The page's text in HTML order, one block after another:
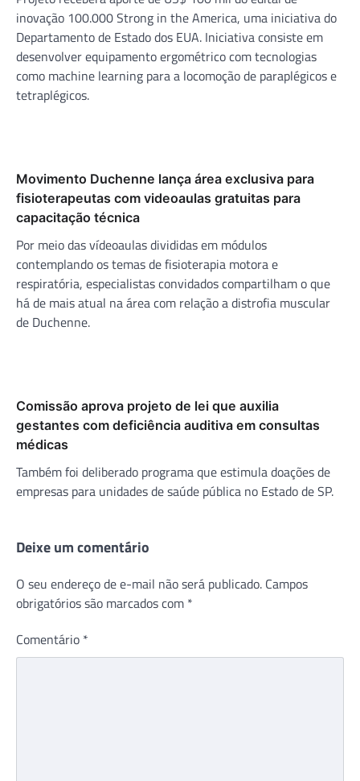
inovação 100.000 Strong in the America, uma iniciativa do
Departamento de Estado dos EUA. Iniciativa consiste em
desenvolver equipamento ergométrico com tecnologias
como machine learning para a locomoção de paraplégicos e
tetraplégicos.
Movimento Duchenne lança área exclusiva para
fisioterapeutas com videoaulas gratuitas para
capacitação técnica
Por meio das vídeoaulas divididas em módulos
contemplando os temas de fisioterapia motora e
respiratória, especialistas convidados compartilham o que
há de mais atual na área com relação a distrofia muscular
de Duchenne.
Comissão aprova projeto de lei que auxilia
gestantes com deficiência auditiva em consultas
médicas
Também foi deliberado programa que estimula doações de
empresas para unidades de saúde pública no Estado de SP.
Deixe um comentário
O seu endereço de e-mail não será publicado. Campos
obrigatórios são marcados com *
Comentário *